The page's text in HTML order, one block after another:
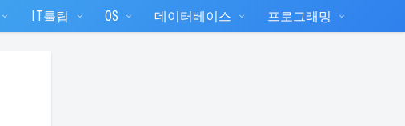
IT툴팁 OS 데이터베이스 프로그래밍